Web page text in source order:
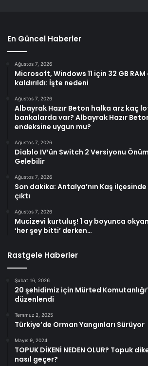
En Güncel Haberler
Ağustos 7, 2026
Microsoft, Windows 11 için 32 GB
kaldırıldı: İşte nedeni
Ağustos 7, 2026
Albayrak Hazır Beton halka arz kaç
bankalarda var? Albayrak Hazır
endeksine uygun mu?
Ağustos 7, 2026
Diablo IV’ün Switch 2 Versiyonu
Gelebilir
Ağustos 7, 2026
Son dakika: Antalya’nın Kaş ilçesinde
çıktı
Ağustos 7, 2026
Mucizevi kurtuluş! 1 ay boyunca
‘her şey bitti’ derken…
Rastgele Haberler
Şubat 16, 2026
20 şehidimiz için Mürted
düzenlendi
Temmuz 2, 2025
Türkiye’de Orman Yangınları Sürüyor
Mayıs 9, 2024
TOPUK DİKENİ NEDEN OLUR? Topuk
nasıl geçer?